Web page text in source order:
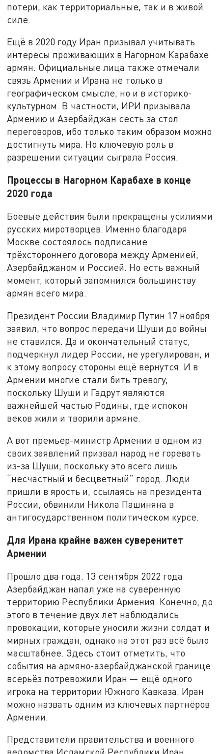
потери, как территориальные, так и в живой
силе.
Ещё в 2020 году Иран призывал учитывать
интересы проживающих в Нагорном Карабахе
армян. Официальные лица также отмечали
связь Армении и Ирана не только в
географическом смысле, но и в историко-
культурном. В частности, ИРИ призывала
Армению и Азербайджан сесть за стол
переговоров, ибо только таким образом можно
достигнуть мира. Но ключевую роль в
разрешении ситуации сыграла Россия.
Процессы в Нагорном Карабахе в конце
2020 года
Боевые действия были прекращены усилиями
русских миротворцев. Именно благодаря
Москве состоялось подписание
трёхстороннего договора между Арменией,
Азербайджаном и Россией. Но есть важный
момент, который запомнился большинству
армян всего мира.
Президент России Владимир Путин 17 ноября
заявил, что вопрос передачи Шуши до войны
не ставился. Да и окончательный статус,
подчеркнул лидер России, не урегулирован, и
к этому вопросу стороны ещё вернутся. И в
Армении многие стали бить тревогу,
поскольку Шуши и Гадрут являются
важнейшей частью Родины, где испокон
веков жили и творили армяне.
А вот премьер-министр Армении в одном из
своих заявлений призвал народ не горевать
из-за Шуши, поскольку это всего лишь
“несчастный и бесцветный” город. Люди
пришли в ярость и, ссылаясь на президента
России, обвинили Никола Пашиняна в
антигосударственном политическом курсе.
Для Ирана крайне важен суверенитет
Армении
Прошло два года. 13 сентября 2022 года
Азербайджан напал уже на суверенную
территорию Республики Армения. Конечно, до
этого в течение двух лет наблюдались
провокации, которые уносили жизни солдат и
мирных граждан, однако на этот раз всё было
масштабнее. Здесь стоит отметить, что
события на армяно-азербайджанской границе
всерьёз потревожили Иран — ещё одного
игрока на территории Южного Кавказа. Иран
можно назвать одним из ключевых партнёров
Армении.
Представители правительства и военного